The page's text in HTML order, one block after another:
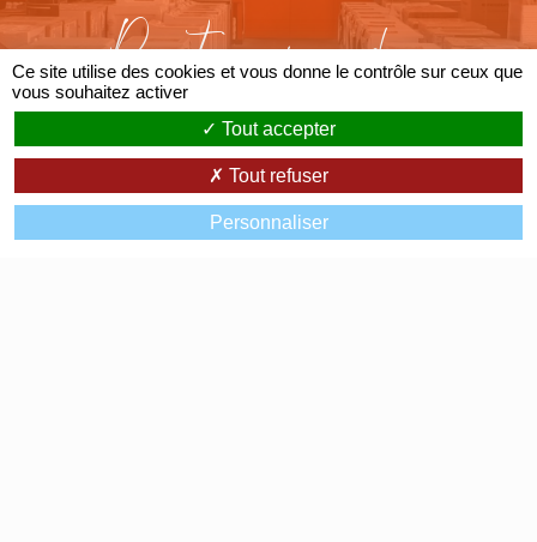
Partenaire des
Grandes Marques
Ce site utilise des cookies et vous donne le contrôle sur ceux que
vous souhaitez activer
Tout accepter
Tout refuser
Personnaliser